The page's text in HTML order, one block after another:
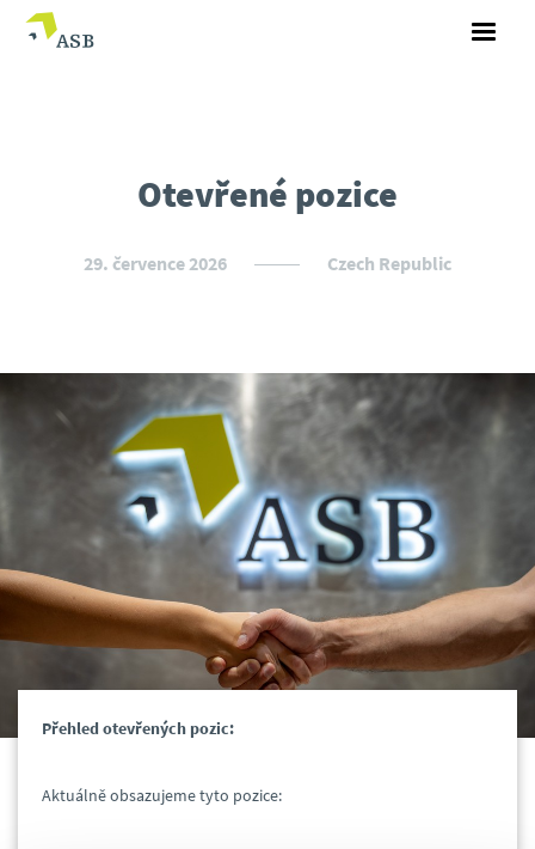
Otevřené pozice
29. července 2026 Czech Republic
Přehled otevřených pozic:
Aktuálně obsazujeme tyto pozice: